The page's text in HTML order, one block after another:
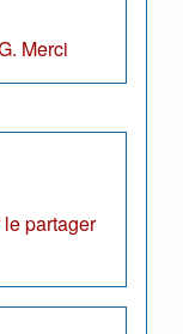
Merci
partager